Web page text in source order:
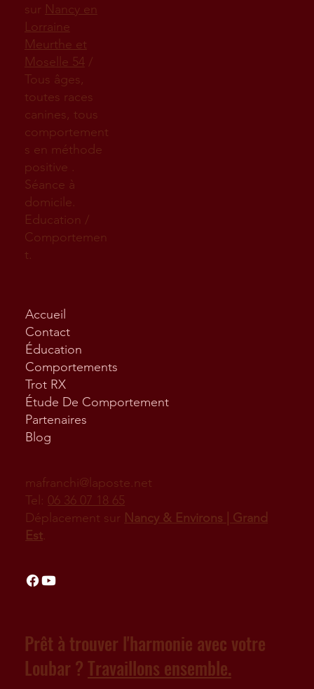
sur Nancy en
Lorraine
Meurthe et
Moselle 54/
Tous âges,
toutes races
canines, tous
comportement
s en méthode
positive .
Séance à
domicile.
Education /
Comportemen
t.
Accueil
Contact
Éducation
Comportements
Trot RX
Étude De Comportement
Partenaires
Blog
mafranchi@laposte.net
Tel: 06 36 07 18 65
Déplacement sur Nancy & Environs | Grand
Est.
Prêt à trouver l'harmonie avec votre
Loubar ? Travaillons ensemble.